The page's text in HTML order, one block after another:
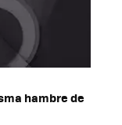
hambre de